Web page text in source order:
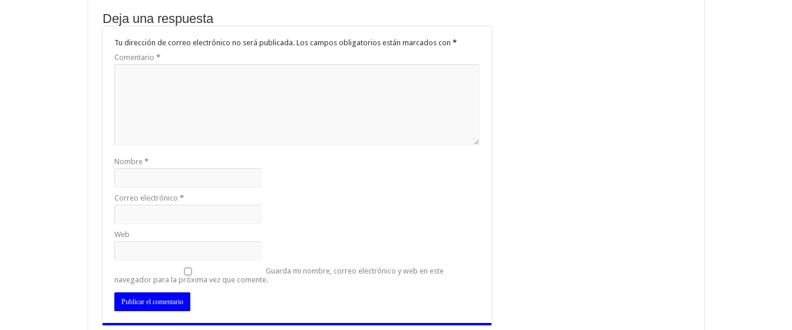
Deja una respuesta
Tu dirección de correo electrónico no será publicada. Los campos obligatorios están marcados con *
Comentario *
Nombre *
Correo electrónico *
Web
Guarda mi nombre, correo electrónico y web en este
navegador para la próxima vez que comente.